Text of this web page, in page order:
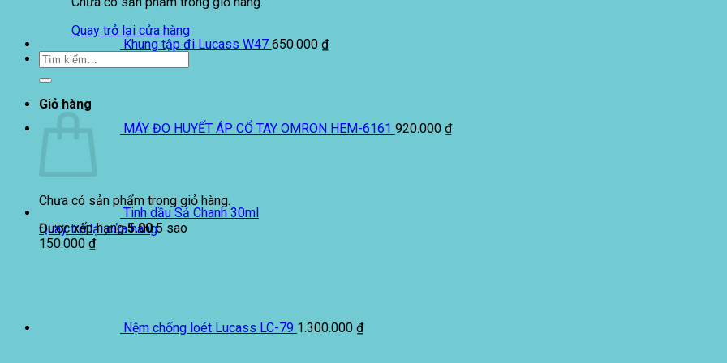
Quay trở lại cửa hàng
Tìm
kiếm:
Giỏ hàng
Chưa có sản phẩm trong giỏ hàng.
Quay trở lại cửa hàng
Khung tập đi Lucass W47 650.000 ₫
MÁY ĐO HUYẾT ÁP CỔ TAY OMRON HEM-6161 920.000 ₫
Tinh dầu Sả Chanh 30ml
Được xếp hạng5.005 sao
150.000 ₫
Nệm chống loét Lucass LC-79 1.300.000 ₫